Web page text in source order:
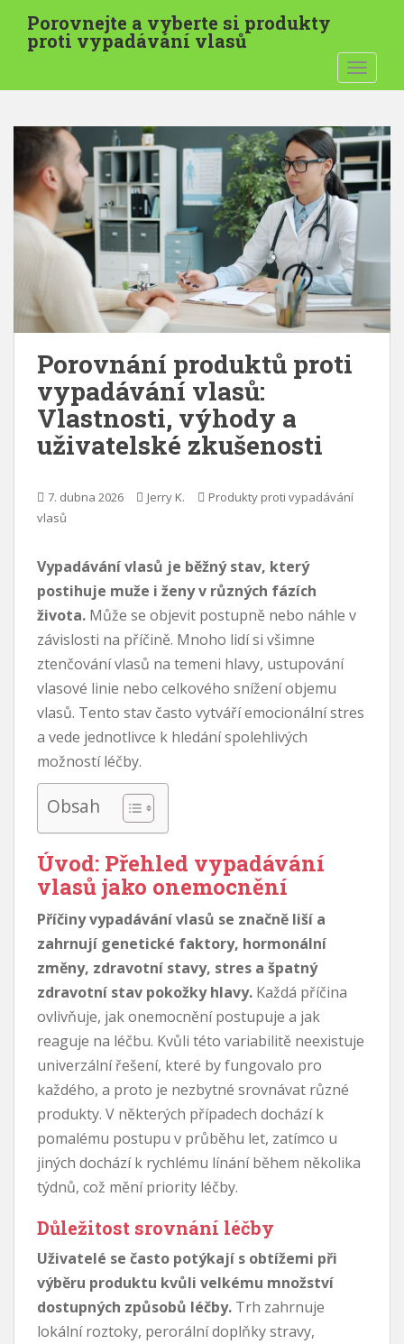
í
Porovnejte a vyberte si produkty
proti vypadávání vlasů
Porovnání produktů proti
vypadávání vlasů:
Vlastnosti, výhody a
uživatelské zkušenosti
7. dubna 2026 Jerry K.
Produkty proti vypadávání
vlasů
Vypadávání vlasů je běžný stav, který
postihuje muže i ženy v různých fázích
života. Může se objevit postupně nebo náhle v
závislosti na příčině. Mnoho lidí si všimne
ztenčování vlasů na temeni hlavy, ustupování
vlasové linie nebo celkového snížení objemu
vlasů. Tento stav často vytváří emocionální stres
a vede jednotlivce k hledání spolehlivých
možností léčby.
Obsah
Úvod: Přehled vypadávání
vlasů jako onemocnění
Příčiny vypadávání vlasů se značně liší a
zahrnují genetické faktory, hormonální
změny, zdravotní stavy, stres a špatný
zdravotní stav pokožky hlavy. Každá příčina
ovlivňuje, jak onemocnění postupuje a jak
reaguje na léčbu. Kvůli této variabilitě neexistuje
univerzální řešení, které by fungovalo pro
každého, a proto je nezbytné srovnávat různé
produkty. V některých případech dochází k
pomalému postupu v průběhu let, zatímco u
jiných dochází k rychlému línání během několika
týdnů, což mění priority léčby.
Důležitost srovnání léčby
Uživatelé se často potýkají s obtížemi při
výběru produktu kvůli velkému množství
dostupných způsobů léčby. Trh zahrnuje
lokální roztoky, perorální doplňky stravy,